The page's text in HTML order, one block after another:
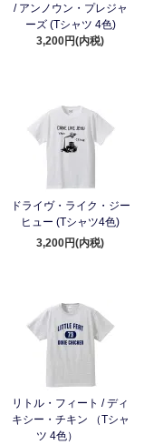
/ アンノウン・プレジャ
ーズ (Tシャツ 4色)
3,200円(内税)
ドライヴ・ライク・ジー
ヒュー (Tシャツ4色)
3,200円(内税)
リトル・フィート / ディ
キシー・チキン （Tシャ
ツ 4色）